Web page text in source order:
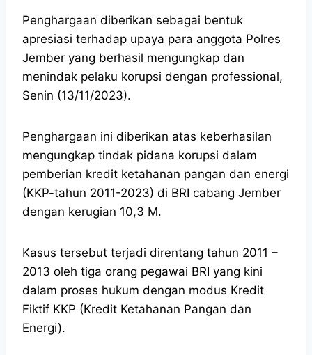
Penghargaan diberikan sebagai bentuk
apresiasi terhadap upaya para anggota Polres
Jember yang berhasil mengungkap dan
menindak pelaku korupsi dengan professional,
Senin (13/11/2023).
Penghargaan ini diberikan atas keberhasilan
mengungkap tindak pidana korupsi dalam
pemberian kredit ketahanan pangan dan energi
(KKP-tahun 2011-2023) di BRI cabang Jember
dengan kerugian 10,3 M.
Kasus tersebut terjadi direntang tahun 2011 –
2013 oleh tiga orang pegawai BRI yang kini
dalam proses hukum dengan modus Kredit
Fiktif KKP (Kredit Ketahanan Pangan dan
Energi).